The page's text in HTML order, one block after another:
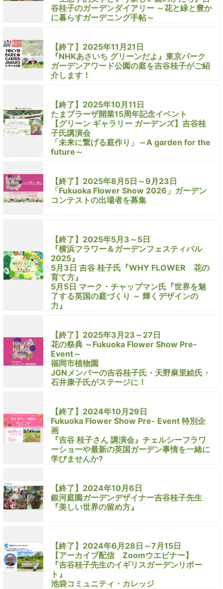
谷桂子のガーデンダイアリー ～花と緑と豊か
に暮らすガーデニング手帖～
【終了】2025年11月21日
『NHKあさいち グリーンだよ』東京パーク
ガーデンアワード公園の庭を吉谷桂子がご紹
介します！
【終了】2025年10月11日
たまプラーザ開業15周年記念イベント
【グリーン ギャラリー ガーデンズ】吉谷桂
子氏講演会
「未来に繋げる庭作り」～A garden for the
future～
【終了】2025年8月5日～9月23日
「Fukuoka Flower Show 2026」ガーデン
コンテストの出場者を募集
【終了】2025年5月3～5日
『横浜フラワー＆ガーデンフェスティバル
2025』
5月3日 吉谷 桂子氏『WHY FLOWER 花の
育て方』
5月5日 マーク・チャップマン氏『世界を魅
了する英国の庭づくり ～ 輝くデザインの
力』
【終了】2025年3月23～27日
花の祭典 ～Fukuoka Flower Show Pre-
Event～
福岡市植物園
JGNメンバーの吉谷桂子氏・天野麻里絵氏・
石井康子氏がステージに！
【終了】2024年10月29日
Fukuoka Flower Show Pre- Event 特別企
画
『吉谷 桂子さん 講演会』チェルシーフラワ
ーショーや最新の英国ガーデン事情を一緒に
学びませんか?
【終了】2024年10月6日
銀河庭園ガーデンデザイナー吉谷桂子先生
『美しい世界の留め方』
【終了】2024年6月28日～7月15日
【アーカイブ配信 Zoomウエビナー】
『吉谷桂子先生のイギリスガーデンリポー
ト』
池袋コミュニティ・カレッジ